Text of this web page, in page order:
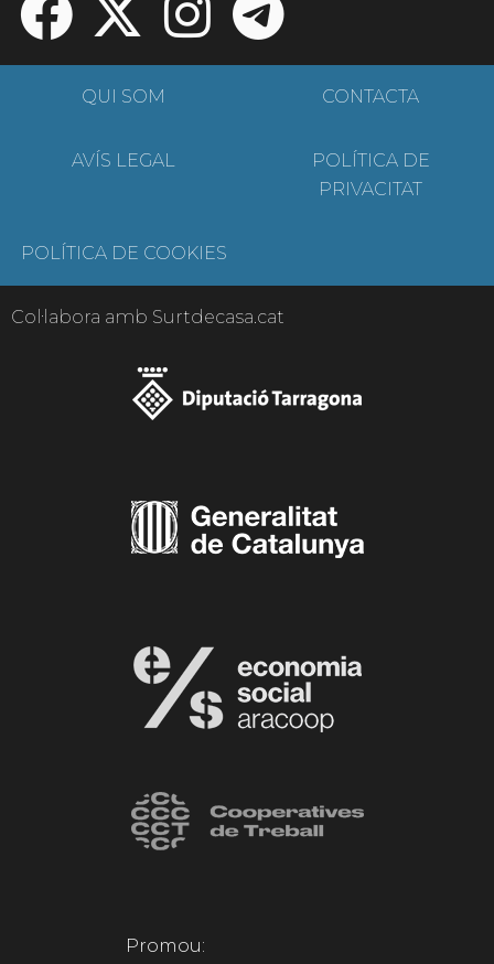
QUI SOM CONTACTA
AVÍS LEGAL
POLÍTICA DE
PRIVACITAT
POLÍTICA DE COOKIES
Col·labora amb Surtdecasa.cat
Promou: